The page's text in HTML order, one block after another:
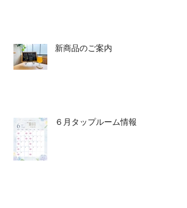
新商品のご案内
６月タップルーム情報